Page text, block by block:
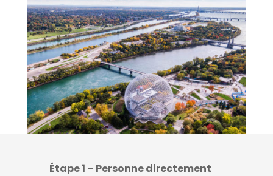
Étape 1 – Personne directement